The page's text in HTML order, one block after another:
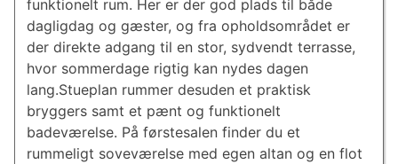
funktionelt rum. Her er der god plads til både
dagligdag og gæster, og fra opholdsområdet er
der direkte adgang til en stor, sydvendt terrasse,
hvor sommerdage rigtig kan nydes dagen
lang.Stueplan rummer desuden et praktisk
bryggers samt et pænt og funktionelt
badeværelse. På førstesalen finder du et
rummeligt soveværelse med egen altan og en flot